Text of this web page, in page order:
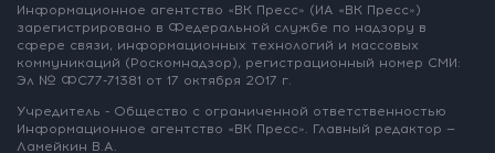
Информационное агентство «ВК Пресс» (ИА «ВК Пресс»)
зарегистрировано в Федеральной службе по надзору в
сфере связи, информационных технологий и массовых
коммуникаций (Роскомнадзор), регистрационный номер СМИ:
Эл № ФС77-71381 от 17 октября 2017 г.
Учредитель - Общество с ограниченной ответственностью
Информационное агентство «ВК Пресс». Главный редактор —
Ламейкин В.А.